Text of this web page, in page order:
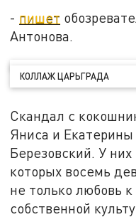
- пишет
Антонова.
КОЛЛАЖ ЦАРЬГРАДА
Скандал с
Яниса и Екатерины
Березовский. У
которых восемь
не только любовь
собственной